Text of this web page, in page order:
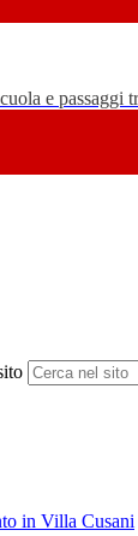
e passaggi
in Villa Cusani